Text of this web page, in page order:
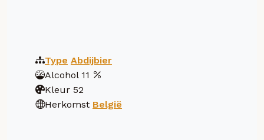
Type Abdijbier
Alcohol 11
Kleur 52
Herkomst België